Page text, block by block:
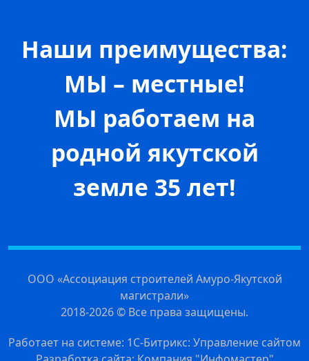
Наши преимущества:
МЫ – местные!
МЫ работаем на
родной якутской
земле 35 лет!
ООО «Ассоциация строителей Амуро-Якутской
магистрали»
2018-2026 © Все права защищены.
Работает на системе: 1С-Битрикс: Управление сайтом